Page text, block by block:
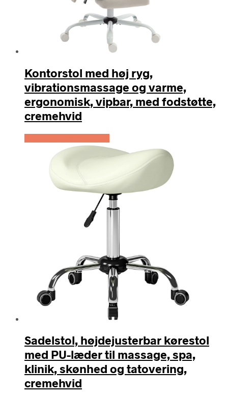
Kontorstol med høj ryg,
vibrationsmassage og varme,
ergonomisk, vipbar, med fodstøtte,
cremehvid
Sadelstol, højdejusterbar kørestol
med PU-læder til massage, spa,
klinik, skønhed og tatovering,
cremehvid